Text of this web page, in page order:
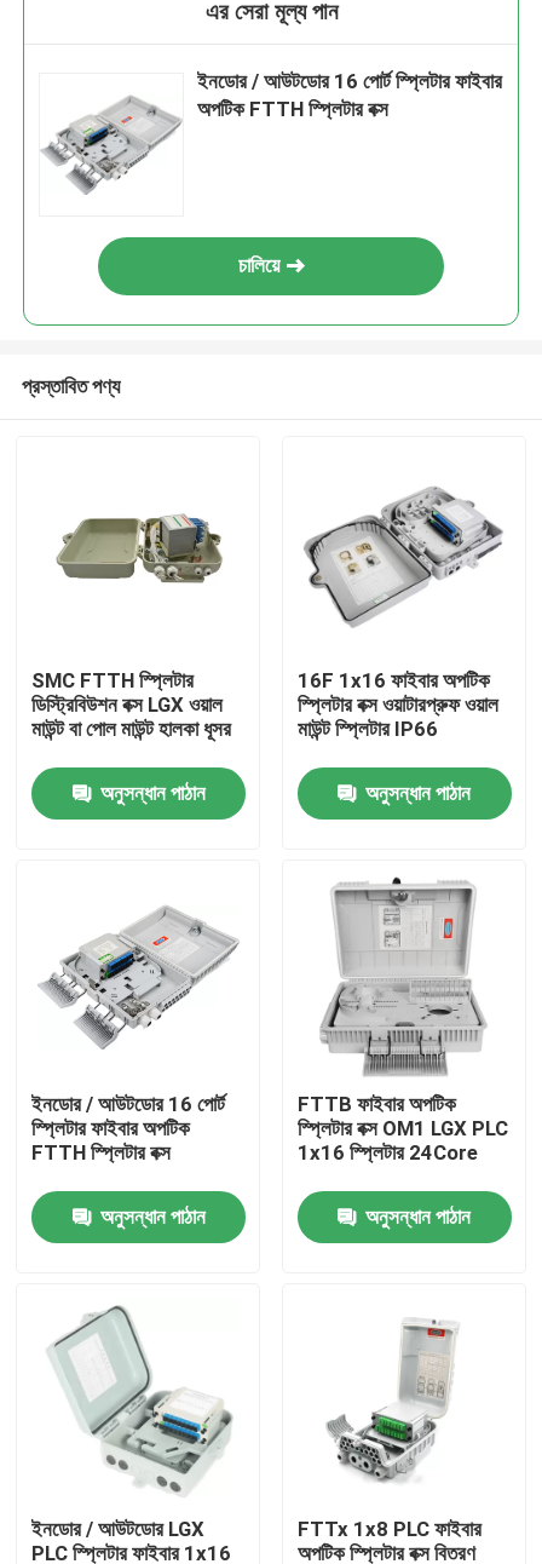
ভিডিও
আমাদের সম্পর্কে
কারখানা পরিদর্শন
গুণমান নিয়ন্ত্রণ
একটি উদ্ধৃতি অনুরোধ করুন
ফাইবার অপটিক প্যাচ প্যানেল ও আবরণ
ফাইবার প্যাচ তারের
এর সেরা মূল্য পান
ইনডোর / আউটডোর 16 পোর্ট স্প্লিটার ফাইবার
অপটিক FTTH স্প্লিটার বক্স
চালিয়ে
প্রস্তাবিত পণ্য
SMC FTTH স্প্লিটার
ডিস্ট্রিবিউশন বক্স LGX ওয়াল
মাউন্ট বা পোল মাউন্ট হালকা ধূসর
অনুসন্ধান পাঠান
16F 1x16 ফাইবার অপটিক
স্প্লিটার বক্স ওয়াটারপ্রুফ ওয়াল
মাউন্ট স্প্লিটার IP66
অনুসন্ধান পাঠান
ইনডোর / আউটডোর 16 পোর্ট
স্প্লিটার ফাইবার অপটিক
FTTH স্প্লিটার বক্স
অনুসন্ধান পাঠান
FTTB ফাইবার অপটিক
স্প্লিটার বক্স OM1 LGX PLC
1x16 স্প্লিটার 24Core
অনুসন্ধান পাঠান
ইনডোর / আউটডোর LGX
PLC স্প্লিটার ফাইবার 1x16
FTTx 1x8 PLC ফাইবার
অপটিক স্প্লিটার বক্স বিতরণ